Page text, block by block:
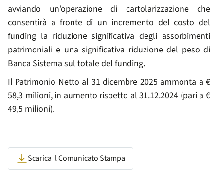
avviando un’operazione di cartolarizzazione che
consentirà a fronte di un incremento del costo del
funding la riduzione significativa degli assorbimenti
patrimoniali e una significativa riduzione del peso di
Banca Sistema sul totale del funding.
Il Patrimonio Netto al 31 dicembre 2025 ammonta a €
58,3 milioni, in aumento rispetto al 31.12.2024 (pari a €
49,5 milioni).
Scarica il Comunicato Stampa